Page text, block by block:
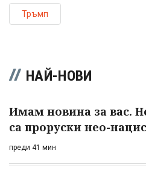
Тръмп
НАЙ-НОВИ
Имам новина за вас.
са проруски нео-
преди 41 мин